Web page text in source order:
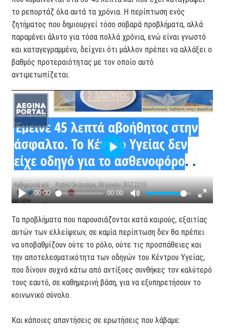
το ρεπορτάζ όλα αυτά τα χρόνια. Η περίπτωση ενός
ζητήματος που δημιουργεί τόσο σοβαρά προβλήματα, αλλά
παραμένει άλυτο για τόσα πολλά χρόνια, ενώ είναι γνωστό
και καταγεγραμμένο, δείχνει ότι μάλλον πρέπει να αλλάξει ο
βαθμός προτεραιότητας με τον οποίο αυτό
αντιμετωπίζεται.
Τα προβλήματα που παρουσιάζονται κατά καιρούς, εξαιτίας
αυτών των ελλείψεων, σε καμία περίπτωση δεν θα πρέπει
να υποβαθμίζουν ούτε το ρόλο, ούτε τις προσπάθειες και
την αποτελεσματικότητα των οδηγών του Κέντρου Υγείας,
που δίνουν συχνά κάτω από αντίξοες συνθήκες τον καλύτερό
τους εαυτό, σε καθημερινή βάση, για να εξυπηρετήσουν το
κοινωνικό σύνολο.
Και κάποιες απαντήσεις σε ερωτήσεις που λάβαμε: